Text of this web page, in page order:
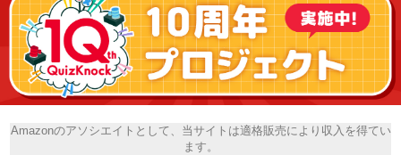
Amazonのアソシエイトとして、当サイトは適格販売により収入を得てい
ます。